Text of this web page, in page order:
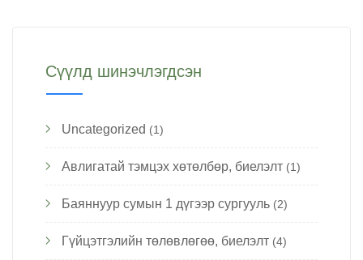
Сүүлд шинэчлэгдсэн
Uncategorized (1)
Авлигатай тэмцэх хөтөлбөр, биелэлт (1)
Баяннуур сумын 1 дүгээр сургууль (2)
Гүйцэтгэлийн төлөвлөгөө, биелэлт (4)